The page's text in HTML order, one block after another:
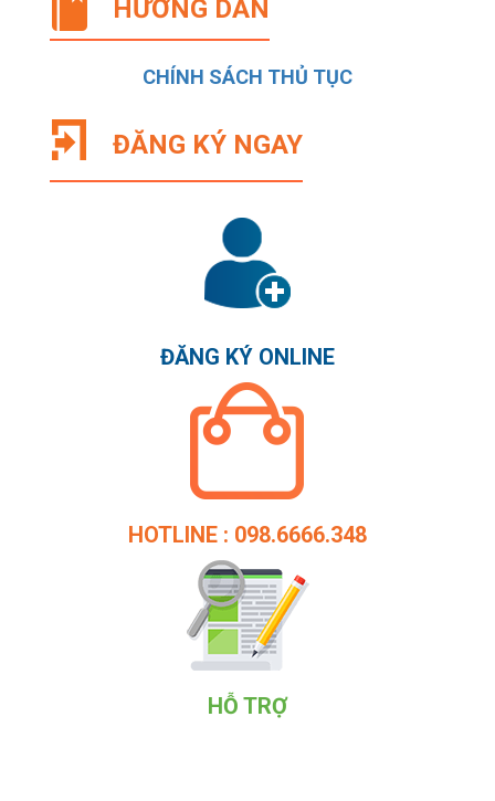
HƯỚNG DẪN
CHÍNH SÁCH THỦ TỤC
ĐĂNG KÝ NGAY
ĐĂNG KÝ ONLINE
HOTLINE : 098.6666.348
HỖ TRỢ